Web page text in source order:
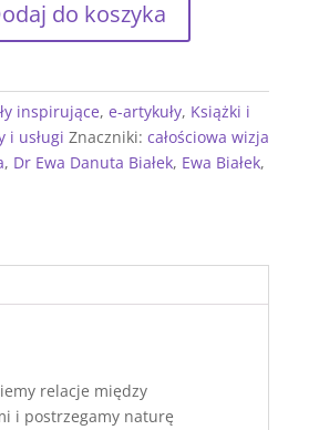
do koszyka
inspirujące, e-artykuły, Książki i
i usługi Znaczniki: całościowa wizja
, Dr Ewa Danuta Białek, Ewa Białek,
relacje między
i postrzegamy naturę